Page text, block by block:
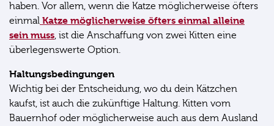
haben. Vor allem, wenn die Katze möglicherweise öfters
einmal Katze möglicherweise öfters einmal alleine
sein muss, ist die Anschaffung von zwei Kitten eine
überlegenswerte Option.
Haltungsbedingungen
Wichtig bei der Entscheidung, wo du dein Kätzchen
kaufst, ist auch die zukünftige Haltung. Kitten vom
Bauernhof oder möglicherweise auch aus dem Ausland